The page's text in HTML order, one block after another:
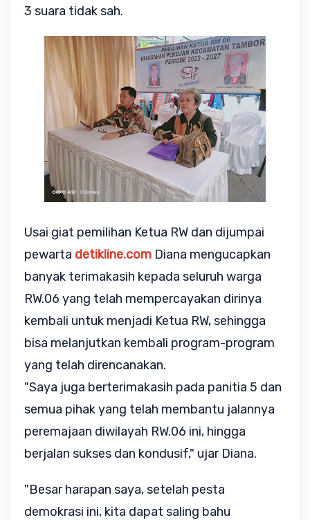
3 suara tidak sah.
Usai giat pemilihan Ketua RW dan dijumpai
pewarta detikline.com Diana mengucapkan
banyak terimakasih kepada seluruh warga
RW.06 yang telah mempercayakan dirinya
kembali untuk menjadi Ketua RW, sehingga
bisa melanjutkan kembali program-program
yang telah direncanakan.
"Saya juga berterimakasih pada panitia 5 dan
semua pihak yang telah membantu jalannya
peremajaan diwilayah RW.06 ini, hingga
berjalan sukses dan kondusif," ujar Diana.
"Besar harapan saya, setelah pesta
demokrasi ini, kita dapat saling bahu